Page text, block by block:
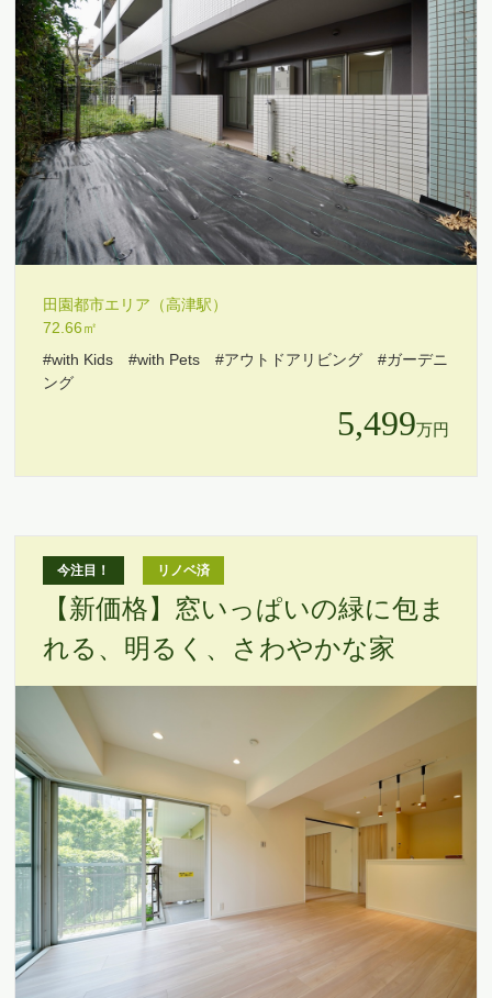
田園都市エリア（高津駅）
72.66㎡
#with Kids
#with Pets #アウトドアリビング
#ガーデニ
ング
5,499万円
今注目！ リノベ済
【新価格】窓いっぱいの緑に包ま
れる、明るく、さわやかな家